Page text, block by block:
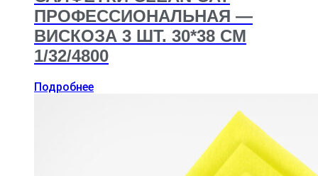
ПРОФЕССИОНАЛЬНАЯ —
ВИСКОЗА 3 ШТ. 30*38 СМ
1/32/4800
Подробнее